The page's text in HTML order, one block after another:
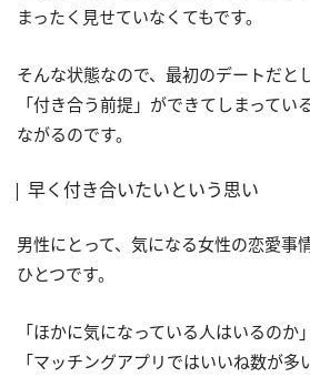
まったく見せていなくてもです。
そんな状態なので、最初のデートだと
「付き合う前提」ができてしまってい
ながるのです。
早く付き合いたいという思い
男性にとって、気になる女性の恋愛事
ひとつです。
「ほかに気になっている人はいるのか」
「マッチングアプリではいいね数が多